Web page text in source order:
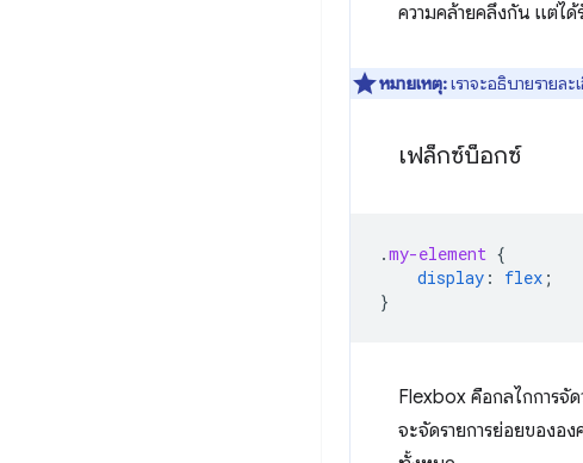
ความคล้ายคลึงกัน แต่ไ
หมายเหตุ:เราจะอธิบายรายล
เฟล็กซ์บ็อกซ์
.my-element {
display : flex ;
}
Flexbox คือกลไกการจั
จะจัดรายการย่อยของอ